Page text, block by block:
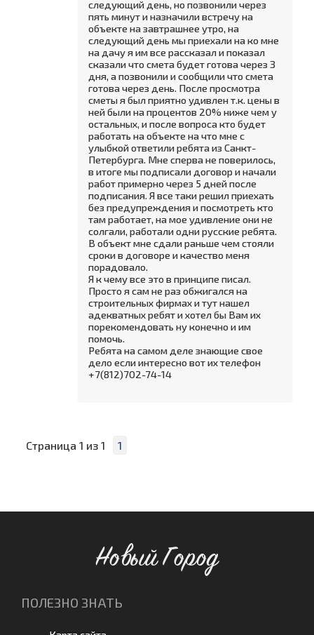
следующий день, но позвонили через
пять минут и назначили встречу на
объекте на завтрашнее утро, на
следующий день мы приехали на ко мне
на дачу я им все рассказал и показал
сказали что смета будет готова через 3
дня, а позвонили и сообщили что смета
готова через день. После просмотра
сметы я был приятно удивлен т.к. цены в
ней были на процентов 20% ниже чем у
остальных, и после вопроса кто будет
работать на объекте на что мне с
улыбкой ответили ребята из Санкт-
Петербурга. Мне сперва не поверилось,
в итоге мы подписали договор и начали
работ примерно через 5 дней после
подписания. Я все таки решил приехать
без предупреждения и посмотреть кто
там работает, на мое удивление они не
солгали, работали одни русские ребята.
В объект мне сдали раньше чем стояли
сроки в договоре и качество меня
порадовало.
Я к чему все это в принципе писал.
Просто я сам не раз обжигался на
строительных фирмах и тут нашел
адекватных ребят и хотел бы Вам их
порекомендовать ну конечно и им
помочь.
Ребята на самом деле знающие свое
дело если интересно вот их телефон
+7(812)702-74-14
Страница 1 из 1 1
Новый Город
ПОЛЕЗНО ЗНАТЬ